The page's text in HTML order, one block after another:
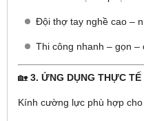
Đội thợ tay nghề cao –
Thi công nhanh – gọn –
🏡 3. ỨNG DỤNG THỰC
Kính cường lực phù hợp